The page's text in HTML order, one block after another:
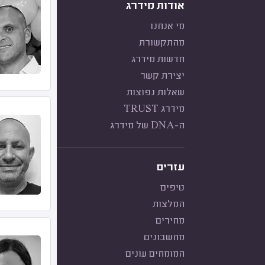
אודות מידרג
מי אנחנו
מהתקשורת
חדשות מידרג
יצירת קשר
שאלות נפוצות
מידרג TRUST
ה-DNA של מידרג
עזרים
טיפים
המלצות
מחירים
מחשבונים
המומחים עונים